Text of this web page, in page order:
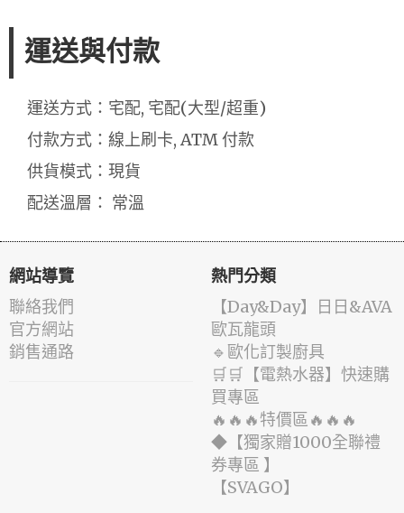
運送與付款
運送方式：宅配, 宅配(大型/超重)
付款方式：線上刷卡, ATM 付款
供貨模式：現貨
配送溫層： 常溫
網站導覽
聯絡我們
官方網站
銷售通路
熱門分類
️【Day&Day】️日日&AVA
歐瓦龍頭
🔹歐化訂製廚具
🛒🛒【電熱水器】快速購
買專區
🔥🔥🔥特價區🔥🔥🔥
◆【獨家贈1000全聯禮
券專區 】
️【SVAGO】️